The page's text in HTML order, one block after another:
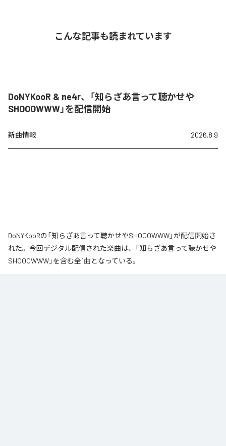
こんな記事も読まれています
DoNYKooR & ne4r、「知らざあ言って聴かせや
SHOOOWWW」を配信開始
新曲情報 2026.8.9
DoNYKooRの「知らざあ言って聴かせやSHOOOWWW」が配信開始さ
れた。今回デジタル配信された楽曲は、「知らざあ言って聴かせや
SHOOOWWW」を含む全1曲となっている。